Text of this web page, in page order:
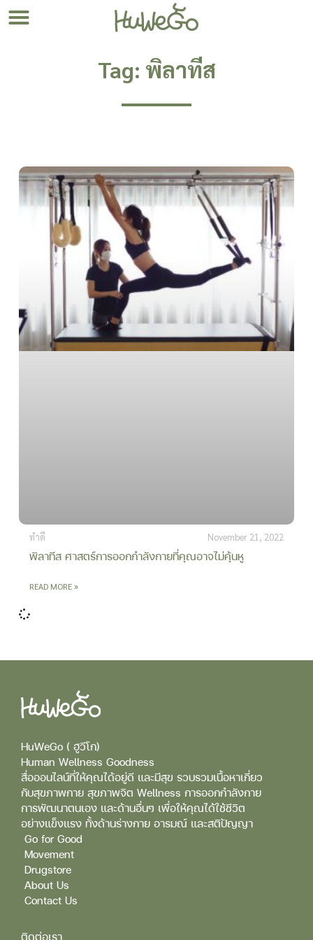
Tag: พิลาทีส
ทำดี
พิลาทีส ศาสตร์การออกกำลังกายที่คุณอาจไม่คุ้นหู
READ MORE »
November 21, 2022
HuWeGo ( ฮูวีโก)
Human Wellness Goodness
สื่อออนไลน์ที่ให้คุณได้อยู่ดี และมีสุข รวบรวมเนื้อหาเกี่ยว
กับสุขภาพกาย สุขภาพจิต Wellness การออกกำลังกาย
การพัฒนาตนเอง และด้านอื่นๆ เพื่อให้คุณได้ใช้ชีวิต
อย่างแข็งแรง ทั้งด้านร่างกาย อารมณ์ และสติปัญญา
Go for Good
Movement
Drugstore
About Us
Contact Us
ติดต่อเรา